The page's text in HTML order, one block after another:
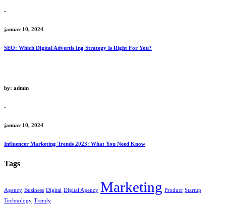
-
januar 10, 2024
SEO: Which Digital Advertis Ing Strategy Is Right For You?
by: admin
-
januar 10, 2024
Influencer Marketing Trends 2023: What You Need Know
Tags
Agency Business Digital Digital Agency Marketing Product Startup
Technology Trendy